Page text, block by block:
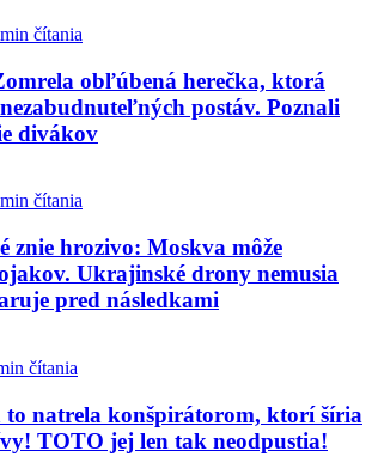
čítania
obľúbená herečka, ktorá
postáv. Poznali
divákov
čítania
znie hrozivo: Moskva môže
Ukrajinské drony nemusia
pred následkami
čítania
to natrela konšpirátorom, ktorí šíria
TOTO jej len tak neodpustia!